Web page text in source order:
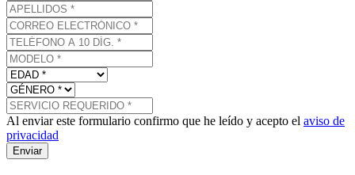
Al enviar este formulario confirmo que he leído y acepto el aviso de
privacidad
Enviar